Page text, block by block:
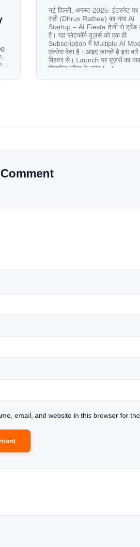
नई दिल्ली, अगस्त 2025: इंटरनेट
राठी (Dhruv Rathee) का नया AI
Startup – AI Fiesta तेजी से ट्रेंड
है। यह प्लेटफॉर्म यूज़र्स को एक ही
Subscription में Multiple AI
एक्सेस देता है। आइए जानते है इस बारे
बिस्तर से। Launch पर यूज़र्स का
रिस्पॉन्स लॉन्च के तुरंत […]
email, and website in this browser for